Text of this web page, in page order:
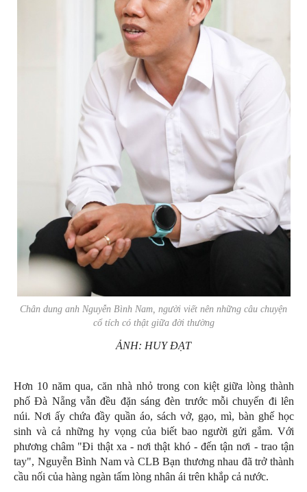
Chân dung anh Nguyễn Bình Nam, người viết nên những câu chuyện
cổ tích có thật giữa đời thường
ẢNH: HUY ĐẠT
Hơn 10 năm qua, căn nhà nhỏ trong con kiệt giữa lòng thành
phố Đà Nẵng vẫn đều đặn sáng đèn trước mỗi chuyến đi lên
núi. Nơi ấy chứa đầy quần áo, sách vở, gạo, mì, bàn ghế học
sinh và cả những hy vọng của biết bao người gửi gắm. Với
phương châm "Đi thật xa - nơi thật khó - đến tận nơi - trao tận
tay", Nguyễn Bình Nam và CLB Bạn thương nhau đã trở thành
cầu nối của hàng ngàn tấm lòng nhân ái trên khắp cả nước.